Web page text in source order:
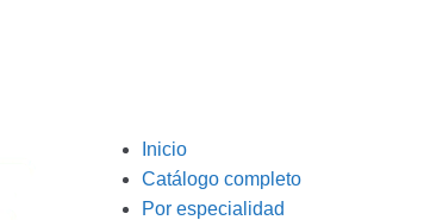
Inicio
Catálogo completo
Por especialidad